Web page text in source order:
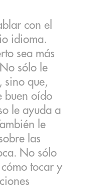
con el
idioma.
sea más
sólo le
sino que,
buen oído
le ayuda a
le
las
No sólo
tocar y